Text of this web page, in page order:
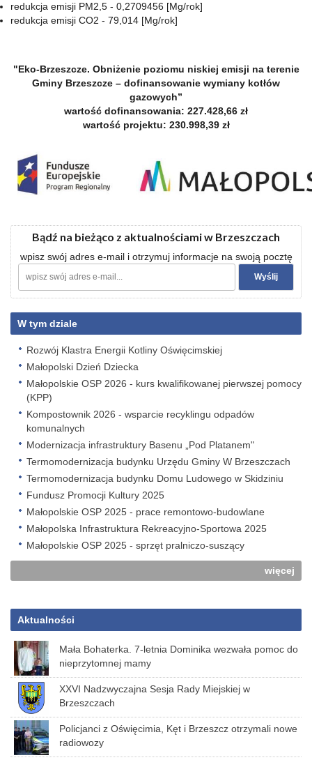
redukcja emisji PM2,5 - 0,2709456 [Mg/rok]
redukcja emisji CO2 - 79,014 [Mg/rok]
"Eko-Brzeszcze. Obniżenie poziomu niskiej emisji na terenie
Gminy Brzeszcze – dofinansowanie wymiany kotłów
gazowych”
wartość dofinansowania: 227.428,66 zł
wartość projektu: 230.998,39 zł
Bądź na bieżąco z aktualnościami w Brzeszczach
wpisz swój adres e-mail i otrzymuj informacje na swoją pocztę
W tym dziale
Rozwój Klastra Energii Kotliny Oświęcimskiej
Małopolski Dzień Dziecka
Małopolskie OSP 2026 - kurs kwalifikowanej pierwszej pomocy
(KPP)
Kompostownik 2026 - wsparcie recyklingu odpadów
komunalnych
Modernizacja infrastruktury Basenu „Pod Platanem"
Termomodernizacja budynku Urzędu Gminy W Brzeszczach
Termomodernizacja budynku Domu Ludowego w Skidziniu
Fundusz Promocji Kultury 2025
Małopolskie OSP 2025 - prace remontowo-budowlane
Małopolska Infrastruktura Rekreacyjno-Sportowa 2025
Małopolskie OSP 2025 - sprzęt pralniczo-suszący
więcej
Aktualności
Mała Bohaterka. 7-letnia Dominika wezwała pomoc do
nieprzytomnej mamy
XXVI Nadzwyczajna Sesja Rady Miejskiej w
Brzeszczach
Policjanci z Oświęcimia, Kęt i Brzeszcz otrzymali nowe
radiowozy